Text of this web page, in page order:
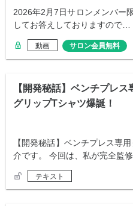
2026年2月7日サロンメンバー
してお答えしておりますので…
動画 サロン会員無料
【開発秘話】ベンチプレス
グリップTシャツ爆誕！
【開発秘話】ベンチプレス専
介です。 今回は、私が完全監
テキスト